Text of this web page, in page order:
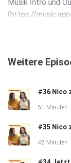
Musik Intro und
(https://
Weitere
51 Minuten
#35 Nico
42 Minuten